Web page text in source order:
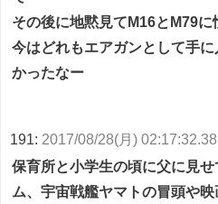
その後に地黙見てM16とM79に
今はどれもエアガンとして手
かったなー
191: 2017/08/28(月) 02:17:32.38
保育所と小学生の頃に父に見
ム、宇宙戦艦ヤマトの冒頭や